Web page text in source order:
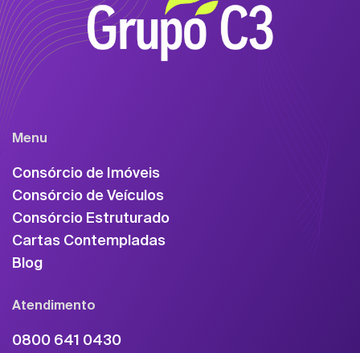
Menu
Consórcio de Imóveis
Consórcio de Veículos
Consórcio Estruturado
Cartas Contempladas
Blog
Atendimento
0800 641 0430